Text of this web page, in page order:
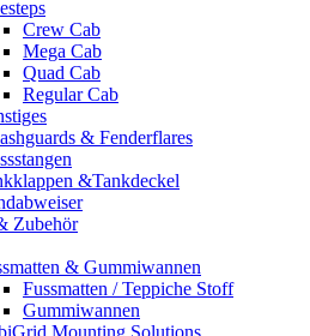
Crew Cab
Mega Cab
Quad Cab
Regular Cab
& Fenderflares
&Tankdeckel
Zubehör
& Gummiwannen
Fussmatten / Teppiche Stoff
Gummiwannen
Mounting Solutions